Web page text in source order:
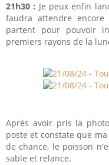
21h30 : Je peux enfin
faudra attendre
partent pour pouvoir
premiers rayons de la
Après avoir pris la
poste et constate que
de chance, le poisson
sable et relance.